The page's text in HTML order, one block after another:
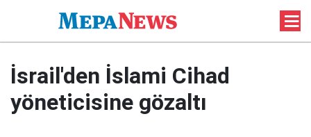
İsrail'den İslami Cihad
yöneticisine gözaltı